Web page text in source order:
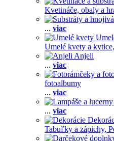
Kvetináče, obaly a
... viac
Umelé kvety a kytice,
Anjeli
... viac
fotoalbumy
... viac
... viac
Tabuľky a zápichy,